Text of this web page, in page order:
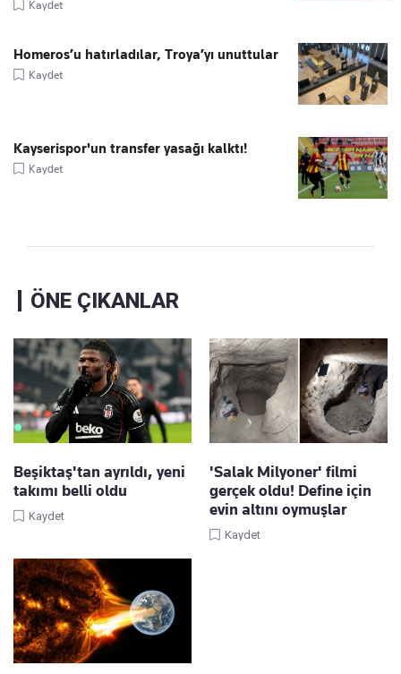
Kaydet
Homeros’u hatırladılar, Troya’yı unuttular
Kaydet
Kayserispor'un transfer yasağı kalktı!
Kaydet
ÖNE ÇIKANLAR
Beşiktaş'tan ayrıldı, yeni
takımı belli oldu
Kaydet
'Salak Milyoner' filmi
gerçek oldu! Define için
evin altını oymuşlar
Kaydet